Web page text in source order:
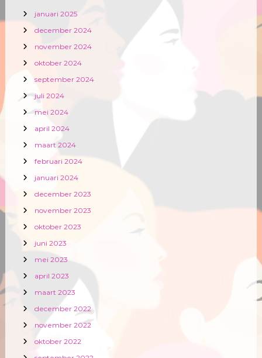
januari 2025
december 2024
november 2024
oktober 2024
september 2024
juli 2024
mei 2024
april 2024
maart 2024
februari 2024
januari 2024
december 2023
november 2023
oktober 2023
juni 2023
mei 2023
april 2023
maart 2023
december 2022
november 2022
oktober 2022